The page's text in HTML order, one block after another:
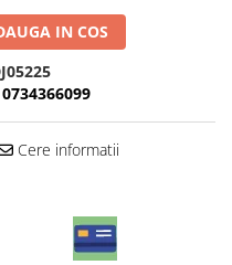
IN COS
0734366099
Cere informatii